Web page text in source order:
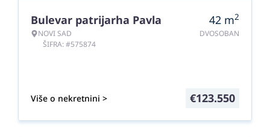
Bulevar patrijarha Pavla
NOVI SAD
ŠIFRA: #575874
42 m2
DVOSOBAN
Više o nekretnini > €123.550